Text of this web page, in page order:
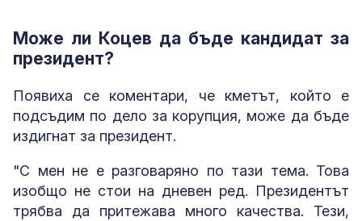
Може ли Коцев да бъде кандидат за
президент?
Появиха се коментари, че кметът, който е
подсъдим по дело за корупция, може да бъде
издигнат за президент.
"С мен не е разговаряно по тази тема. Това
изобщо не стои на дневен ред. Президентът
трябва да притежава много качества. Тези,